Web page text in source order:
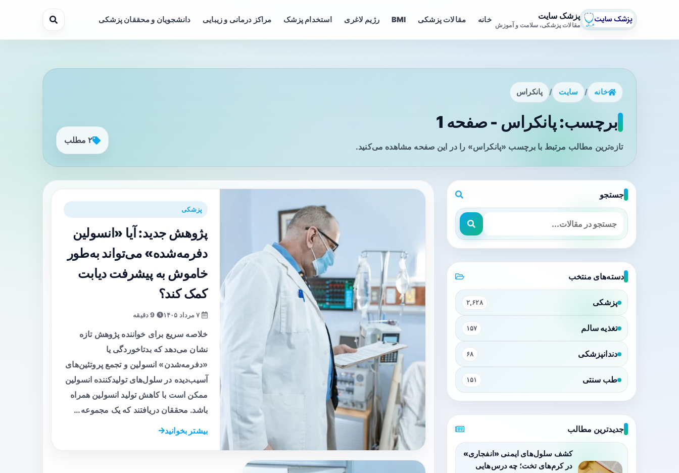
پزشک سایت
مقالات پزشکی، سلامت و آموزش
خانه مقالات پزشکی BMI رژیم لاغری استخدام پزشک مراکز درمانی و زیبایی دانشجویان و محققان پزشکی
خانه / سایت / پانکراس
برچسب: پانکراس - صفحه 1
تازه‌ترین مطالب مرتبط با برچسب «پانکراس» را در این صفحه مشاهده می‌کنید.
۲ مطلب
پزشکی
پژوهش جدید: آیا «انسولین
دفرمه‌شده» می‌تواند به‌طور
خاموش به پیشرفت دیابت
کمک کند؟
خلاصه سریع برای خواننده پژوهش تازه
نشان می‌دهد که بدتاخوردگی یا
«دفرمه‌شدن» انسولین و تجمع پروتئین‌های
آسیب‌دیده در سلول‌های تولیدکننده انسولین
ممکن است با کاهش تولید انسولین همراه
باشد. محققان دریافتند که یک مجموعه…
بیشتر بخوانید
جستجو
دسته‌های منتخب
پزشکی ۲,۶۲۸
تغذیه سالم ۱۵۷
دندانپزشکی ۶۸
طب سنتی ۱۵۱
جدیدترین مطالب
کشف سلول‌های ایمنی «انفجاری»
در کرم‌های تخت؛ چه درس‌هایی